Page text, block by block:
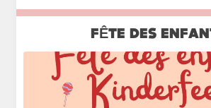
FÊTE DES